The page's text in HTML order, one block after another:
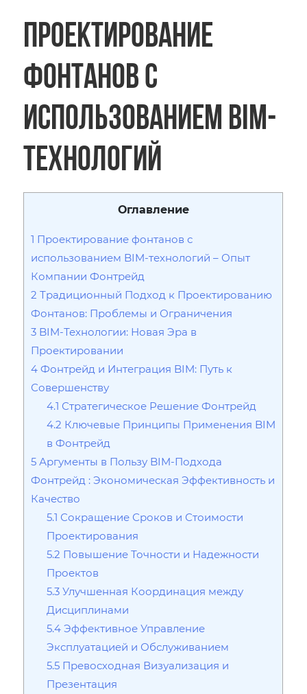
Проектирование
фонтанов с
использованием BIM-
технологий
Оглавление
1 Проектирование фонтанов с
использованием BIM-технологий – Опыт
Компании Фонтрейд
2 Традиционный Подход к Проектированию
Фонтанов: Проблемы и Ограничения
3 BIM-Технологии: Новая Эра в
Проектировании
4 Фонтрейд и Интеграция BIM: Путь к
Совершенству
4.1 Стратегическое Решение Фонтрейд
4.2 Ключевые Принципы Применения BIM
в Фонтрейд
5 Аргументы в Пользу BIM-Подхода
Фонтрейд : Экономическая Эффективность и
Качество
5.1 Сокращение Сроков и Стоимости
Проектирования
5.2 Повышение Точности и Надежности
Проектов
5.3 Улучшенная Координация между
Дисциплинами
5.4 Эффективное Управление
Эксплуатацией и Обслуживанием
5.5 Превосходная Визуализация и
Презентация